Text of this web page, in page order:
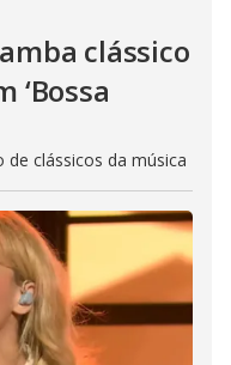
clássico
‘Bossa
clássicos da música